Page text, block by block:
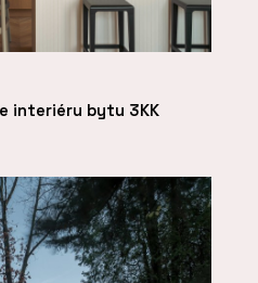
interiéru bytu 3KK